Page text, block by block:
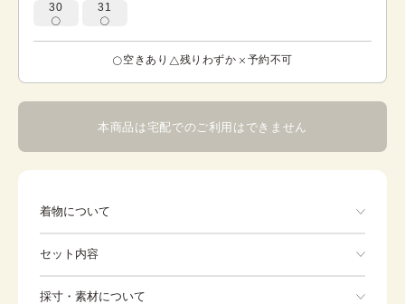
30 31
空きあり 残りわずか 予約不可
本商品は宅配でのご利用はできません
着物について
セット内容
採寸・素材について